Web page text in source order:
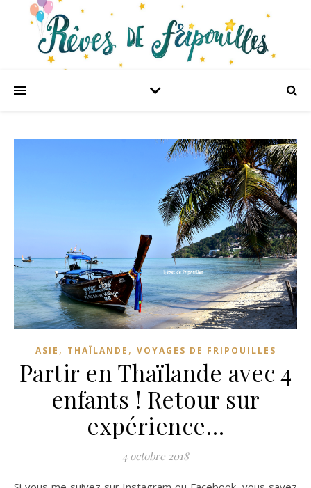
ASIE , THAÏLANDE , VOYAGES DE FRIPOUILLES
Partir en Thaïlande avec 4
enfants ! Retour sur
expérience…
4 octobre 2018